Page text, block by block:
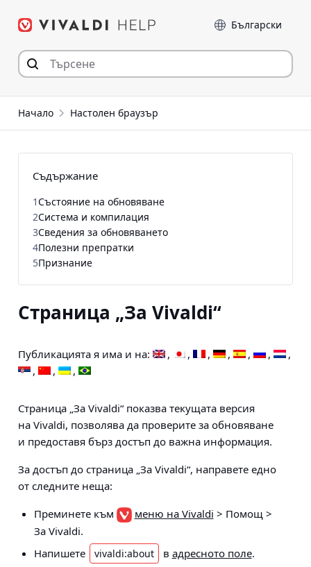
към съдържанието
Език
Начало Настолен браузър
Страница „За Vivaldi“
Публикацията я има и на:
Страница „За Vivaldi“ показва текущата версия
на Vivaldi, позволява да проверите за обновяване
и предоставя бърз достъп до важна информация.
За достъп до страница „За Vivaldi“, направете едно
от следните неща:
Преминете към
меню на Vivaldi > Помощ >
За Vivaldi.
Напишете
vivaldi:about в адресното поле.
Съдържание
1Състояние на обновяване
2Система и компилация
3Сведения за обновяването
4Полезни препратки
5Признание